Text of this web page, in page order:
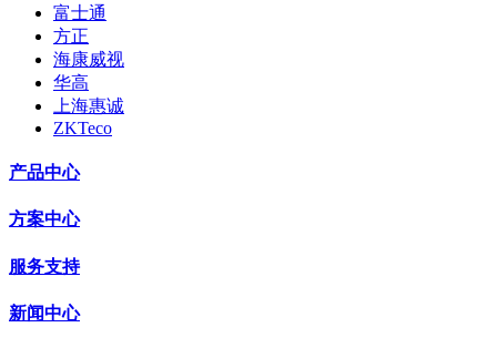
富士通
方正
海康威视
华高
上海惠诚
ZKTeco
产品中心
方案中心
服务支持
新闻中心